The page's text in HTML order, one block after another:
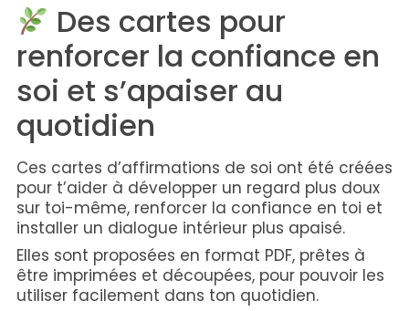
Des cartes pour
renforcer la confiance en
soi et s’apaiser au
quotidien
Ces cartes d’affirmations de soi ont été créées
pour t’aider à développer un regard plus doux
sur toi-même, renforcer la confiance en toi et
installer un dialogue intérieur plus apaisé.
Elles sont proposées en format PDF, prêtes à
être imprimées et découpées, pour pouvoir les
utiliser facilement dans ton quotidien.